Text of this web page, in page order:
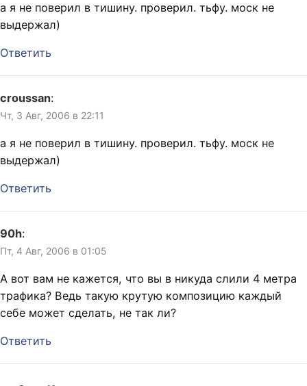
а я не поверил в тишину. проверил. тьфу. моск не
выдержал)
Ответить
croussan:
Чт, 3 Авг, 2006 в 22:11
а я не поверил в тишину. проверил. тьфу. моск не
выдержал)
Ответить
90h:
Пт, 4 Авг, 2006 в 01:05
А вот вам не кажется, что вы в никуда слили 4 метра
трафика? Ведь такую крутую композицию каждый
себе может сделать, не так ли?
Ответить